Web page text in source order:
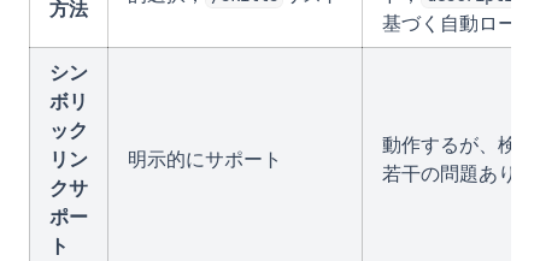
方法
基づく自動ロード
シン
ボリ
ック
リン
クサ
ポー
ト
明示的にサポート
動作するが、検
若干の問題あり